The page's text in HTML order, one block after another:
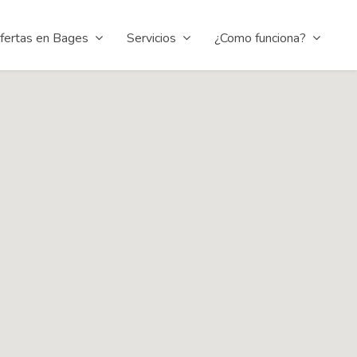
en Bages Servicios ¿Como funciona?